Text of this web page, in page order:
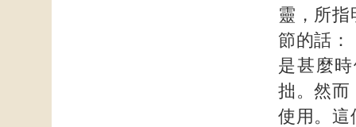
靈，所
節的話
是甚麼
拙。然而
使用。這